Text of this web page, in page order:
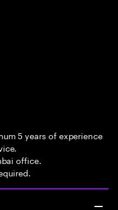
5 years of experience
office.